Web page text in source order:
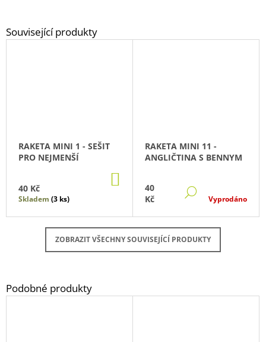
RAKETA MINI 1 - SEŠIT
PRO NEJMENŠÍ
40 Kč KOŠÍKU
Skladem (3 ks)
RAKETA MINI 11 -
ANGLIČTINA S BENNYM
40
Kč
DETAIL
Vyprodáno
ZOBRAZIT VŠECHNY SOUVISEJÍCÍ PRODUKTY